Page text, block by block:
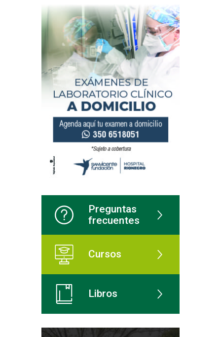
Preguntas
frecuentes
Cursos
Libros